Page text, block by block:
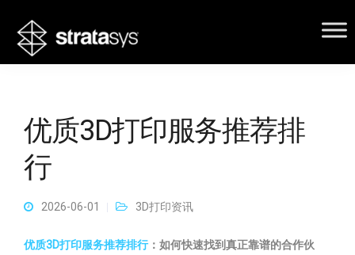
优质3D打印服务推荐排
行
2026-06-01 3D打印资讯
优质3D打印服务推荐排行：如何快速找到真正靠谱的合作伙